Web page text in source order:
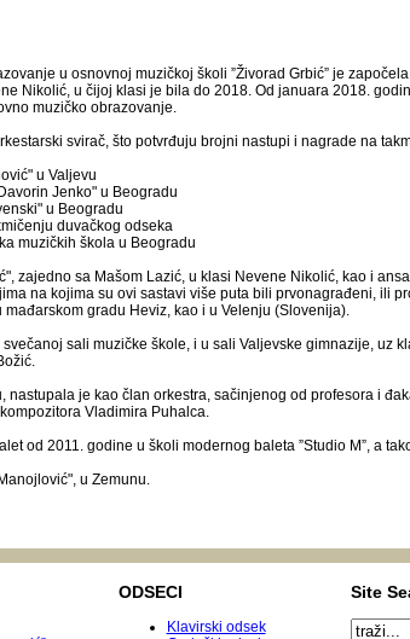
u osnovnoj muzičkoj školi ”Živorad Grbić” je
Nikolić, u čijoj klasi je bila do 2018. Od januara 2018.
muzičko obrazovanje.
svirač, što potvrđuju brojni nastupi i nagrade na
u Valjevu
Jenko" u Beogradu
u Beogradu
duvačkog odseka
muzičkih škola u Beogradu
zajedno sa Mašom Lazić, u klasi Nevene Nikolić, kao i
na kojima su ovi sastavi više puta bili prvonagrađeni, ili
gradu Heviz, kao i u Velenju (Slovenija).
sali muzičke škole, i u sali Valjevske gimnazije, uz
nastupala je kao član orkestra, sačinjenog od profesora i
Vladimira Puhalca.
od 2011. godine u školi modernog baleta ”Studio M”, a
u Zemunu.
ODSECI
Klavirski odsek
Site